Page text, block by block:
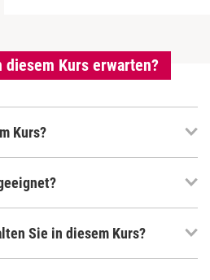
diesem Kurs erwarten?
Kurs?
Sie in diesem Kurs?